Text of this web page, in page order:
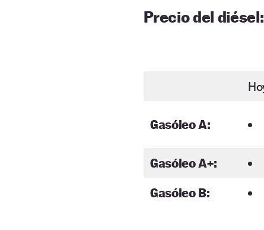
Precio del diésel:
Gasóleo A:
Gasóleo A+:
Gasóleo B: